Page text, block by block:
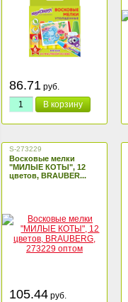
86.71 руб.
В корзину
S-273229
Восковые мелки
"МИЛЫЕ КОТЫ", 12
цветов, BRAUBER...
105.44 руб.